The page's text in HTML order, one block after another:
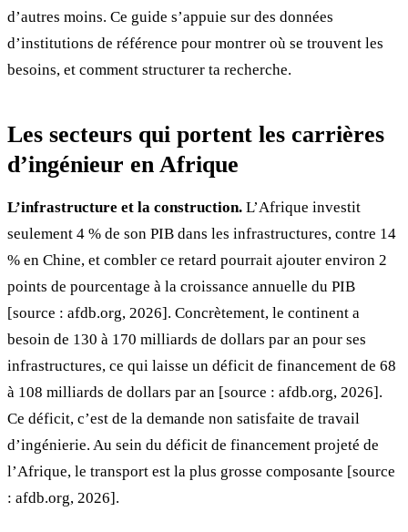
d’autres moins. Ce guide s’appuie sur des données
d’institutions de référence pour montrer où se trouvent les
besoins, et comment structurer ta recherche.
Les secteurs qui portent les carrières
d’ingénieur en Afrique
L’infrastructure et la construction. L’Afrique investit
seulement 4 % de son PIB dans les infrastructures, contre 14
% en Chine, et combler ce retard pourrait ajouter environ 2
points de pourcentage à la croissance annuelle du PIB
[source : afdb.org, 2026]. Concrètement, le continent a
besoin de 130 à 170 milliards de dollars par an pour ses
infrastructures, ce qui laisse un déficit de financement de 68
à 108 milliards de dollars par an [source : afdb.org, 2026].
Ce déficit, c’est de la demande non satisfaite de travail
d’ingénierie. Au sein du déficit de financement projeté de
l’Afrique, le transport est la plus grosse composante [source
: afdb.org, 2026].